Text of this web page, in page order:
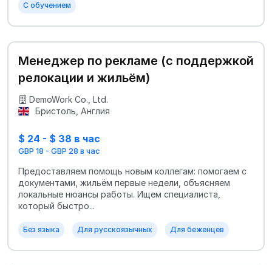
С обучением
Менеджер по рекламе (с поддержкой
релокации и жильём)
DemoWork Co., Ltd.
Бристоль, Англия
$ 24 - $ 38 в час
GBP 18 - GBP 28 в час
Предоставляем помощь новым коллегам: помогаем с
документами, жильём первые недели, объясняем
локальные нюансы работы. Ищем специалиста,
который быстро...
Без языка Для русскоязычных Для беженцев